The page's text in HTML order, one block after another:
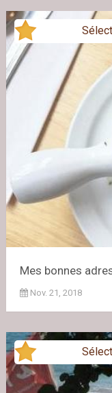
Mes bonnes
Nov. 21, 2018